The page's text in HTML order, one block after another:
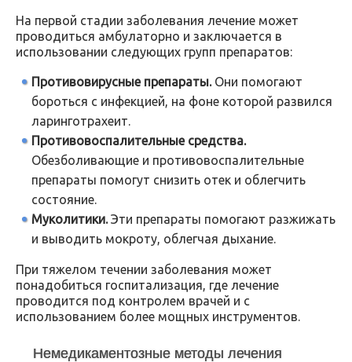
На первой стадии заболевания лечение может
проводиться амбулаторно и заключается в
использовании следующих групп препаратов:
Противовирусные препараты.Они помогают
бороться с инфекцией, на фоне которой развился
ларинготрахеит.
Противовоспалительные средства.
Обезболивающие и противовоспалительные
препараты помогут снизить отек и облегчить
состояние.
Муколитики.Эти препараты помогают разжижать
и выводить мокроту, облегчая дыхание.
При тяжелом течении заболевания может
понадобиться госпитализация, где лечение
проводится под контролем врачей и с
использованием более мощных инструментов.
Немедикаментозные методы лечения